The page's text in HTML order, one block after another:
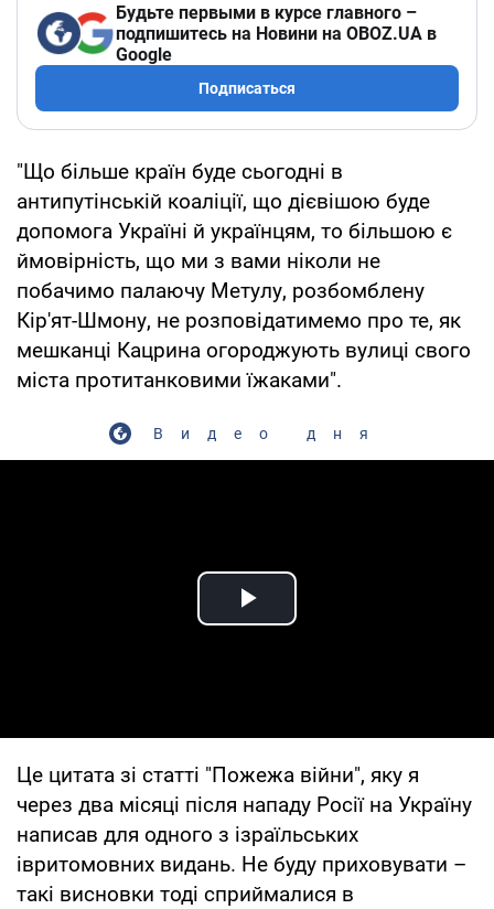
Будьте первыми в курсе главного –
подпишитесь на Новини на OBOZ.UA в
Google
Подписаться
"Що більше країн буде сьогодні в
антипутінській коаліції, що дієвішою буде
допомога Україні й українцям, то більшою є
ймовірність, що ми з вами ніколи не
побачимо палаючу Метулу, розбомблену
Кір'ят-Шмону, не розповідатимемо про те, як
мешканці Кацрина огороджують вулиці свого
міста протитанковими їжаками".
Видео дня
Play Video
Це цитата зі статті "Пожежа війни", яку я
через два місяці після нападу Росії на Україну
написав для одного з ізраїльських
івритомовних видань. Не буду приховувати –
такі висновки тоді сприймалися в